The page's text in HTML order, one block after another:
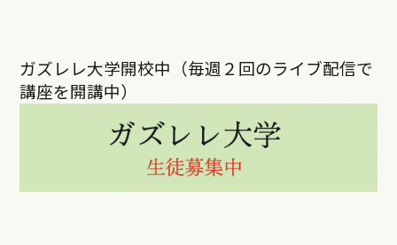
ガズレレ大学開校中（毎週２回のライブ配信で
講座を開講中）